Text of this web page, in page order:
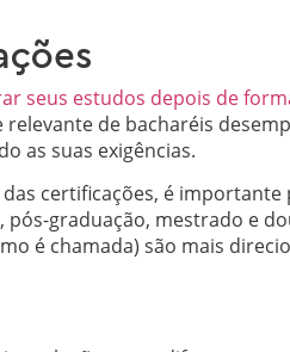
seus estudos depois de
de bacharéis
as suas exigências.
certificações, é
pós-graduação, mestrado e
é chamada) são mais